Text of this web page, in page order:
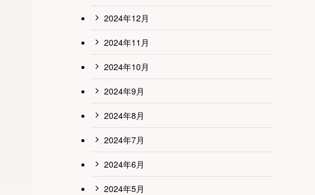
2024年12月
2024年11月
2024年10月
2024年9月
2024年8月
2024年7月
2024年6月
2024年5月